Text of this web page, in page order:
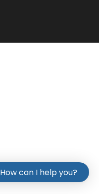
How can I help you?